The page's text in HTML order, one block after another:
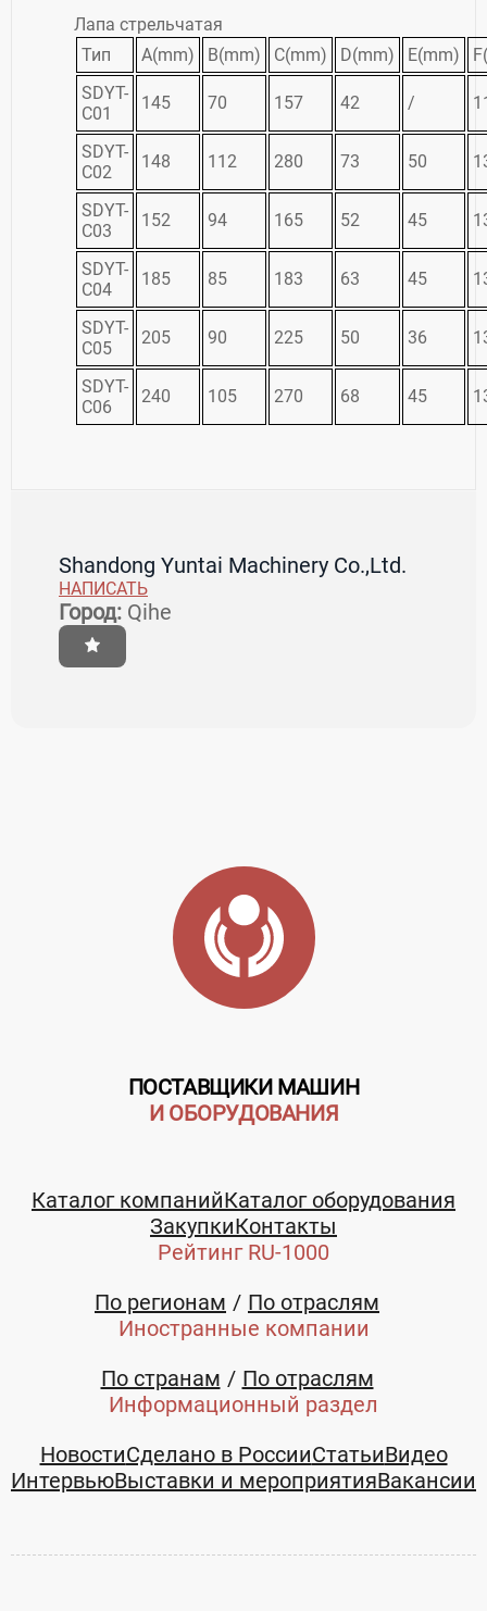
Лапа стрельчатая
Тип
A(mm) B(mm) C(mm) D(mm) E(mm)
SDYT-
C01
145 70 157 42 /
SDYT-
C02
148 112 280 73 50
SDYT-
C03
152 94 165 52 45
SDYT-
C04
185 85 183 63 45
SDYT-
C05
205 90 225 50 36
SDYT-
C06
240 105 270 68 45
Shandong Yuntai Machinery Co.,Ltd.
НАПИСАТЬ
Город: Qihe
ПОСТАВЩИКИ МАШИН
И ОБОРУДОВАНИЯ
Каталог компанийКаталог оборудования
ЗакупкиКонтакты
Рейтинг RU-1000
По регионам
По отраслям
Иностранные компании
По странам
По отраслям
Информационный раздел
НовостиСделано в РоссииСтатьиВидео
ИнтервьюВыставки и мероприятияВакансии